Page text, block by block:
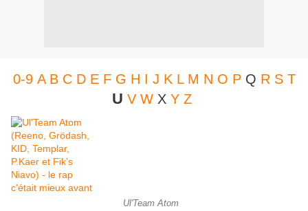
0-9 A B C D E F G H I J K L M N O PQ R S T
U V W X Y Z
Ul'Team Atom